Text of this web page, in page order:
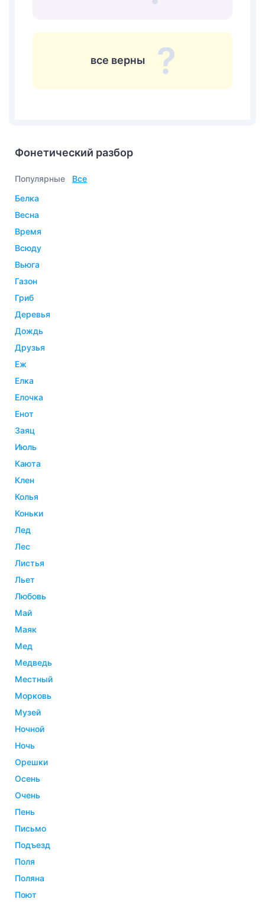
все верны
Фонетический разбор
Популярные
Все
белка
весна
время
всюду
вьюга
газон
гриб
деревья
дождь
друзья
еж
елка
елочка
енот
заяц
июль
каюта
клен
колья
коньки
лед
лес
листья
льет
любовь
май
маяк
мед
медведь
местный
морковь
музей
ночной
ночь
орешки
осень
очень
пень
письмо
подъезд
поля
поляна
поют